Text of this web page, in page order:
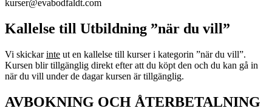
kurser@evabodfaldt.com
Kallelse till Utbildning ”när du vill”
Vi skickarinte ut en kallelse till kurser i kategorin ”när du vill”.
Kursen blir tillgänglig direkt efter att du köpt den och du kan gå in
när du vill under de dagar kursen är tillgänglig.
AVBOKNING OCH ÅTERBETALNING